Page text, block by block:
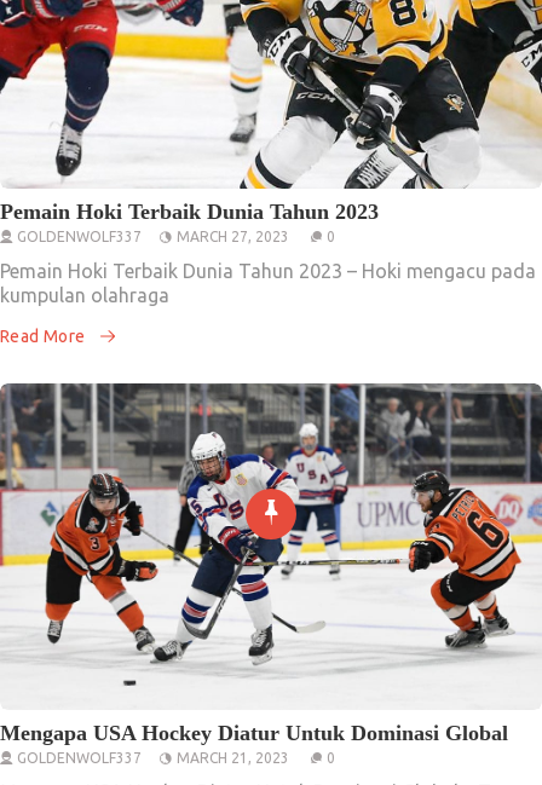
Pemain Hoki Terbaik Dunia Tahun 2023
GOLDENWOLF337 MARCH 27, 2023 0
Pemain Hoki Terbaik Dunia Tahun 2023 – Hoki mengacu pada
kumpulan olahraga
Read More
Mengapa USA Hockey Diatur Untuk Dominasi Global
Informasi
GOLDENWOLF337 MARCH 21, 2023 0